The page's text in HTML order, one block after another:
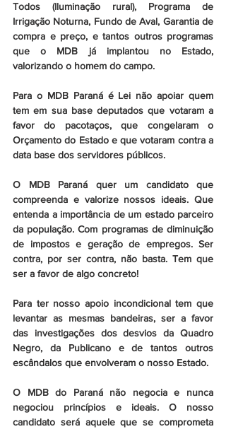
Todos (Iluminação rural), Programa de
Irrigação Noturna, Fundo de Aval, Garantia de
compra e preço, e tantos outros programas
que o MDB já implantou no Estado,
valorizando o homem do campo.
Para o MDB Paraná é Lei não apoiar quem
tem em sua base deputados que votaram a
favor do pacotaços, que congelaram o
Orçamento do Estado e que votaram contra a
data base dos servidores públicos.
O MDB Paraná quer um candidato que
compreenda e valorize nossos ideais. Que
entenda a importância de um estado parceiro
da população. Com programas de diminuição
de impostos e geração de empregos. Ser
contra, por ser contra, não basta. Tem que
ser a favor de algo concreto!
Para ter nosso apoio incondicional tem que
levantar as mesmas bandeiras, ser a favor
das investigações dos desvios da Quadro
Negro, da Publicano e de tantos outros
escândalos que envolveram o nosso Estado.
O MDB do Paraná não negocia e nunca
negociou princípios e ideais. O nosso
candidato será aquele que se comprometa